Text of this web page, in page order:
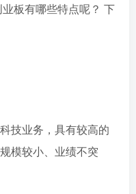
板有哪些特点呢？ 下
技业务，具有较高的
模较小、业绩不突